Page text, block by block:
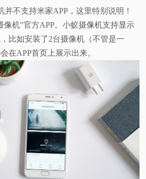
并不支持米家APP，这里特别说明！
像机"官方APP。小蚁摄像机支持显示
比如安装了2台摄像机（不管是一
在APP首页上展示出来。